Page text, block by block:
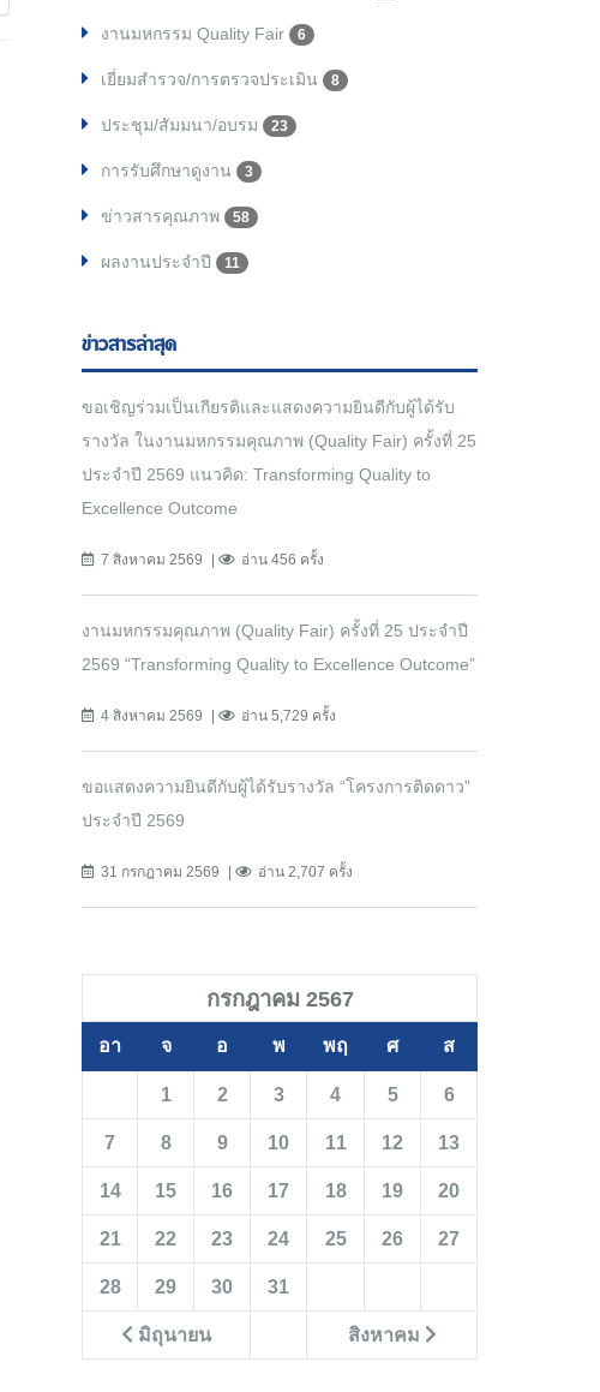
งานมหกรรม Quality Fair 6
เยี่ยมสำรวจ/การตรวจประเมิน 8
ประชุม/สัมมนา/อบรม 23
การรับศึกษาดูงาน 3
ข่าวสารคุณภาพ 58
ผลงานประจำปี 11
ข่าวสารล่าสุด
ขอเชิญร่วมเป็นเกียรติและแสดงความยินดีกับผู้ได้รับ
รางวัล ในงานมหกรรมคุณภาพ (Quality Fair) ครั้งที่ 25
ประจำปี 2569 แนวคิด: Transforming Quality to
Excellence Outcome
7 สิงหาคม 2569 อ่าน 456 ครั้ง
งานมหกรรมคุณภาพ (Quality Fair) ครั้งที่ 25 ประจำปี
2569 “Transforming Quality to Excellence Outcome”
4 สิงหาคม 2569 อ่าน 5,729 ครั้ง
ขอแสดงความยินดีกับผู้ได้รับรางวัล “โครงการติดดาว”
ประจำปี 2569
31 กรกฎาคม 2569 อ่าน 2,707 ครั้ง
กรกฎาคม 2567
อา จ อ พ พฤ ศ ส
มิถุนายน สิงหาคม
1 2 3 4 5 6
7 8 9 10 11 12 13
14 15 16 17 18 19 20
21 22 23 24 25 26 27
28 29 30 31